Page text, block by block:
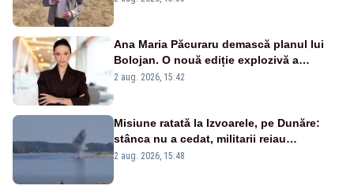
Ana Maria Păcuraru demască planul lui
Bolojan. O nouă ediție explozivă a
emisiunii „Miza Zilei” la Realitatea PLUS
2 aug. 2026, 15:42
Misiune ratată la Izvoarele, pe Dunăre:
stânca nu a cedat, militarii reiau
detonările luni – VIDEO
2 aug. 2026, 15:48